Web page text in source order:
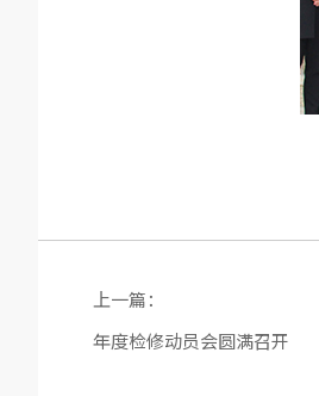
上一篇：
年度检修动员会圆满召开